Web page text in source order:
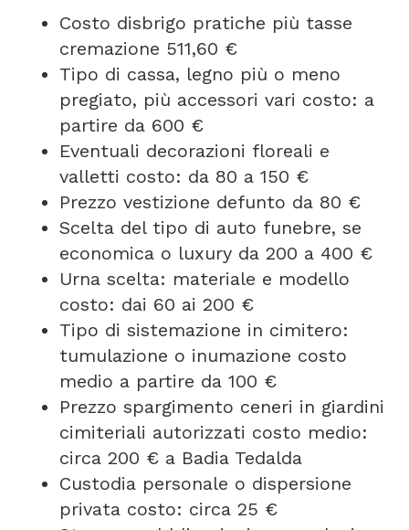
Costo disbrigo pratiche più tasse
cremazione 511,60 €
Tipo di cassa, legno più o meno
pregiato, più accessori vari costo: a
partire da 600 €
Eventuali decorazioni floreali e
valletti costo: da 80 a 150 €
Prezzo vestizione defunto da 80 €
Scelta del tipo di auto funebre, se
economica o luxury da 200 a 400 €
Urna scelta: materiale e modello
costo: dai 60 ai 200 €
Tipo di sistemazione in cimitero:
tumulazione o inumazione costo
medio a partire da 100 €
Prezzo spargimento ceneri in giardini
cimiteriali autorizzati costo medio:
circa 200 € a Badia Tedalda
Custodia personale o dispersione
privata costo: circa 25 €